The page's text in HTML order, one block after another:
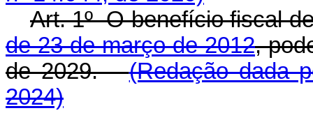
Art. 1º O benefício fiscal
de 23 de março de 2012,
de 2029.(Redação dada
2024)